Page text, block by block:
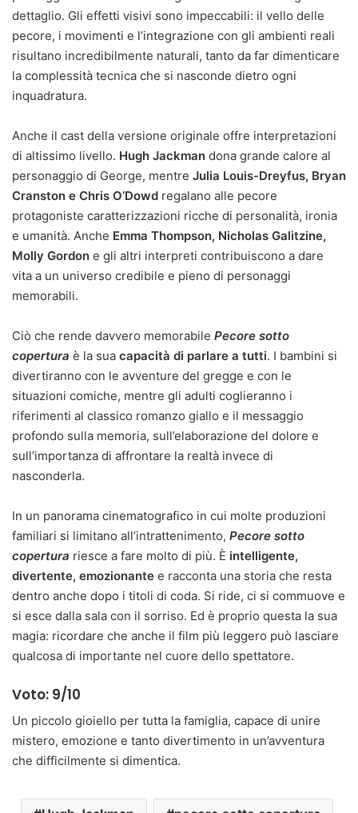
dettaglio. Gli effetti visivi sono impeccabili: il vello delle
pecore, i movimenti e l’integrazione con gli ambienti reali
risultano incredibilmente naturali, tanto da far dimenticare
la complessità tecnica che si nasconde dietro ogni
inquadratura.
Anche il cast della versione originale offre interpretazioni
di altissimo livello. Hugh Jackman dona grande calore al
personaggio di George, mentre Julia Louis-Dreyfus, Bryan
Cranston e Chris O’Dowd regalano alle pecore
protagoniste caratterizzazioni ricche di personalità, ironia
e umanità. Anche Emma Thompson, Nicholas Galitzine,
Molly Gordon e gli altri interpreti contribuiscono a dare
vita a un universo credibile e pieno di personaggi
memorabili.
Ciò che rende davvero memorabile Pecore sotto
copertura è la sua capacità di parlare a tutti. I bambini si
divertiranno con le avventure del gregge e con le
situazioni comiche, mentre gli adulti coglieranno i
riferimenti al classico romanzo giallo e il messaggio
profondo sulla memoria, sull’elaborazione del dolore e
sull’importanza di affrontare la realtà invece di
nasconderla.
In un panorama cinematografico in cui molte produzioni
familiari si limitano all’intrattenimento, Pecore sotto
copertura riesce a fare molto di più. È intelligente,
divertente, emozionante e racconta una storia che resta
dentro anche dopo i titoli di coda. Si ride, ci si commuove e
si esce dalla sala con il sorriso. Ed è proprio questa la sua
magia: ricordare che anche il film più leggero può lasciare
qualcosa di importante nel cuore dello spettatore.
Voto: 9/10
Un piccolo gioiello per tutta la famiglia, capace di unire
mistero, emozione e tanto divertimento in un’avventura
che difficilmente si dimentica.